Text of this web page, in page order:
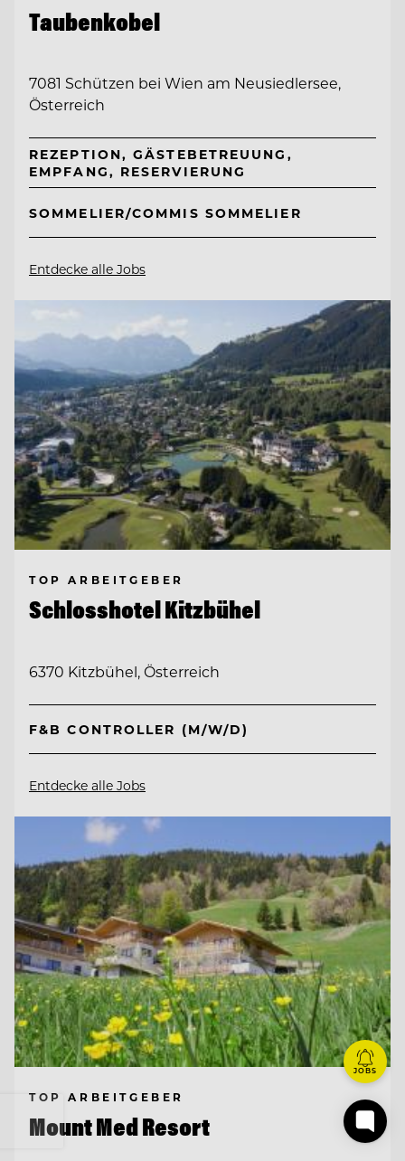
Taubenkobel
7081 Schützen bei Wien am Neusiedlersee,
Österreich
REZEPTION, GÄSTEBETREUUNG,
EMPFANG, RESERVIERUNG
SOMMELIER/COMMIS SOMMELIER
Entdecke alle Jobs
TOP ARBEITGEBER
Schlosshotel Kitzbühel
6370 Kitzbühel, Österreich
F&B CONTROLLER (M/W/D)
Entdecke alle Jobs
TOP ARBEITGEBER
Mount Med Resort
JOBS